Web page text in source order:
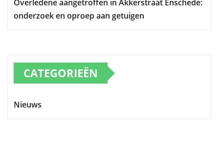
Overledene aangetroffen in Akkerstraat Enschede:
onderzoek en oproep aan getuigen
CATEGORIEËN
Nieuws